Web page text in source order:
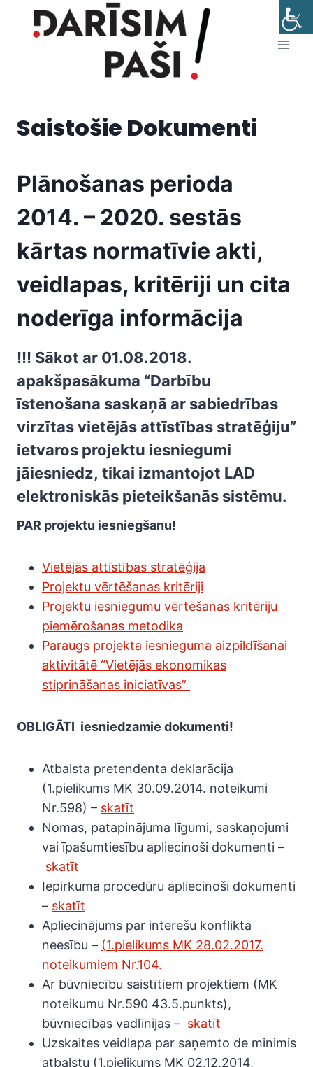
Saistošie Dokumenti
Plānošanas perioda
2014. – 2020. sestās
kārtas normatīvie akti,
veidlapas, kritēriji un cita
noderīga informācija
!!! Sākot ar 01.08.2018.
apakšpasākuma “Darbību
īstenošana saskaņā ar sabiedrības
virzītas vietējās attīstības stratēģiju”
ietvaros projektu iesniegumi
jāiesniedz, tikai izmantojot LAD
elektroniskās pieteikšanās sistēmu.
PAR projektu iesniegšanu!
Vietējās attīstības stratēģija
Projektu vērtēšanas kritēriji
Projektu iesniegumu vērtēšanas kritēriju
piemērošanas metodika
Paraugs projekta iesnieguma aizpildīšanai
aktivitātē “Vietējās ekonomikas
stiprināšanas iniciatīvas”
OBLIGĀTI iesniedzamie dokumenti!
Atbalsta pretendenta deklarācija
(1.pielikums MK 30.09.2014. noteikumi
Nr.598) – skatīt
Nomas, patapinājuma līgumi, saskaņojumi
vai īpašumtiesību apliecinoši dokumenti –
skatīt
Iepirkuma procedūru apliecinoši dokumenti
– skatīt
Apliecinājums par interešu konflikta
neesību – (1.pielikums MK 28.02.2017.
noteikumiem Nr.104.
Ar būvniecību saistītiem projektiem (MK
noteikumu Nr.590 43.5.punkts),
būvniecības vadlīnijas – skatīt
Uzskaites veidlapa par saņemto de minimis
atbalstu (1.pielikums MK 02.12.2014.